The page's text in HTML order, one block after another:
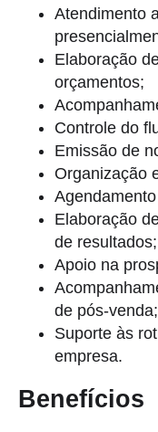
Atendimento
Elaboração
orçamentos;
Controle do
Emissão de
Organização
Elaboração
de resultados;
Apoio na
de pós-venda;
Suporte às
empresa.
Benefícios